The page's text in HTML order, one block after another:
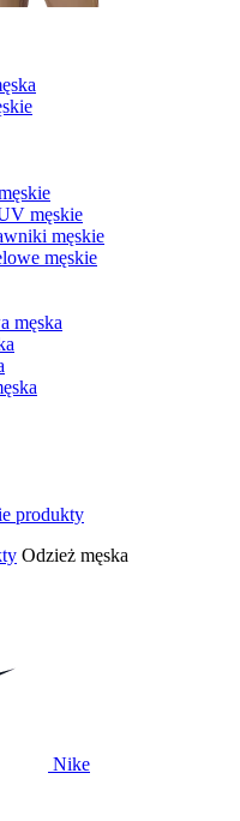
męskie
męskie
męskie
męska
Odzież męska
Nike